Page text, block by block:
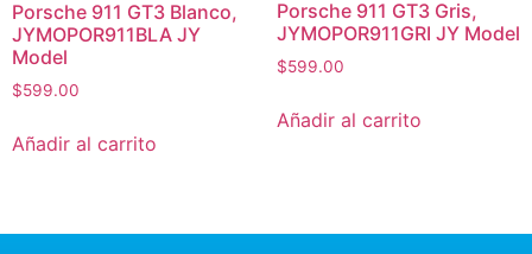
Porsche 911 GT3 Blanco,
JYMOPOR911BLA JY
Model
$599.00
Añadir al carrito
Porsche 911 GT3 Gris,
JYMOPOR911GRI JY Model
$599.00
Añadir al carrito